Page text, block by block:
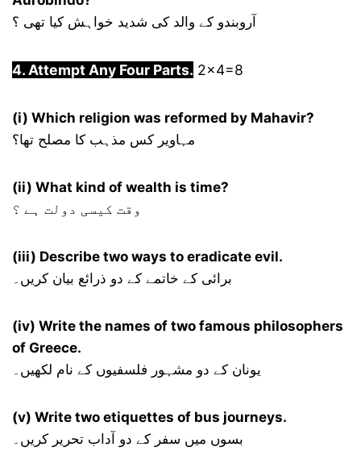
آروبندو کے والد کی شدید خواہش کیا تھی ؟
4. Attempt Any Four Parts. 2×4=8
(i) Which religion was reformed by Mahavir?
مہاویر کس مذہب کا مصلح تھا؟
(ii) What kind of wealth is time?
وقت کیسی دولت ہے ؟
(iii) Describe two ways to eradicate evil.
برائی کے خاتمے کے دو ذرائع بیان کریں۔
(iv) Write the names of two famous philosophers
of Greece.
یونان کے دو مشہور فلسفیوں کے نام لکھیں۔
(v) Write two etiquettes of bus journeys.
بسوں میں سفر کے دو آداب تحریر کریں۔